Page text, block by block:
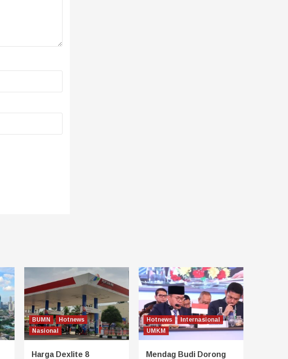
BUMN
Hotnews
Nasional
Harga Dexlite 8
Hotnews
Internasional
UMKM
Mendag Budi Dorong